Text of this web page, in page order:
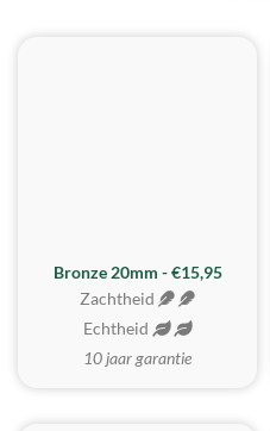
Bronze 20mm - €15,95
Zachtheid
Echtheid
10 jaar garantie